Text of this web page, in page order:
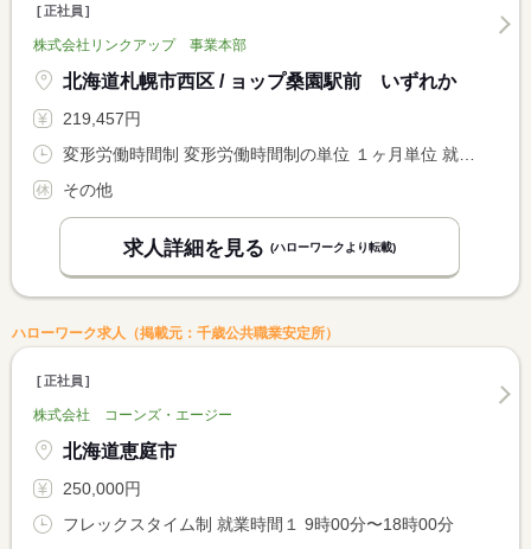
正社員
株式会社リンクアップ 事業本部
北海道札幌市西区 / ョップ桑園駅前 いずれか
219,457円
その他
求人詳細を見る (ハローワークより転載)
ハローワーク求人（掲載元：千歳公共職業安定所）
正社員
株式会社 コーンズ・エージー
北海道恵庭市
250,000円
フレックスタイム制 就業時間１ 9時00分〜18時00分